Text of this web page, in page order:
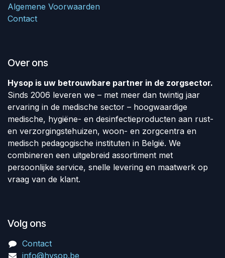
Algemene Voorwaarden
Contact
Over ons
Hysop is uw betrouwbare partner in de zorgsector.
Sinds 2006 leveren we – met meer dan twintig jaar
ervaring in de medische sector – hoogwaardige
medische, hygiëne- en desinfectieproducten aan rust-
en verzorgingstehuizen, woon- en zorgcentra en
medisch pedagogische instituten in België. We
combineren een uitgebreid assortiment met
persoonlijke service, snelle levering en maatwerk op
vraag van de klant.
Volg ons
Contact
info@hysop.be